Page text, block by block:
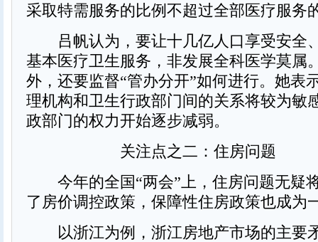
采取特需服务的比例不超过全部医疗服务
吕帆认为，要让十几亿人口享受安全
基本医疗卫生服务，非发展全科医学莫属
外，还要监督“管办分开”如何进行。她表
理机构和卫生行政部门间的关系将较为敏
政部门的权力开始逐步减弱。
关注点之二：住房问题
今年的全国“两会”上，住房问题无疑
了房价调控政策，保障性住房政策也成为
以浙江为例，浙江房地产市场的主要